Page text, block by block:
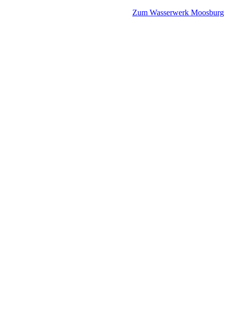
Zum Wasserwerk Moosburg